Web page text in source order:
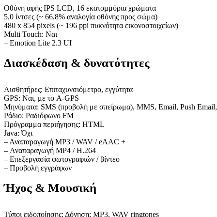
Οθόνη αφής IPS LCD, 16 εκατομμύρια χρώματα
5,0 ίντσες (~ 66,8% αναλογία οθόνης προς σώμα)
480 x 854 pixels (~ 196 ppi πυκνότητα εικονοστοιχείων)
Multi Touch: Ναι
– Emotion Lite 2.3 UI
Διασκέδαση & δυνατότητες
Αισθητήρες: Επιταχυνσιόμετρο, εγγύτητα
GPS: Ναι, με το A-GPS
Μηνύματα: SMS (προβολή με σπείρωμα), MMS, Email, Push
Ράδιο: Ραδιόφωνο FM
Πρόγραμμα περιήγησης: HTML
Java: Όχι
– Αναπαραγωγή MP3 / WAV / eAAC +
– Αναπαραγωγή MP4 / H.264
– Επεξεργασία φωτογραφιών / βίντεο
– Προβολή εγγράφων
Ήχος & Μουσική
Τύποι ειδοποίησης: Δόνηση; MP3, WAV ringtones